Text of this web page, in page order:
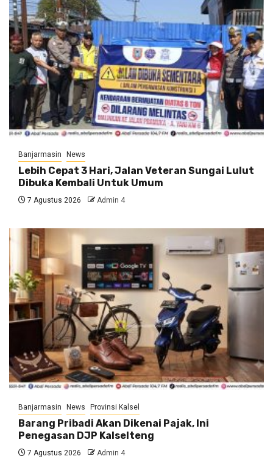
Banjarmasin News
Lebih Cepat 3 Hari, Jalan Veteran Sungai Lulut
Dibuka Kembali Untuk Umum
7 Agustus 2026 Admin 4
Banjarmasin News Provinsi Kalsel
Barang Pribadi Akan Dikenai Pajak, Ini
Penegasan DJP Kalselteng
7 Agustus 2026 Admin 4